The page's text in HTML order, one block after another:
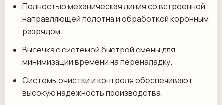
Полностью механическая линия со встроенной
направляющей полотна и обработкой коронным
разрядом.
Высечка с системой быстрой смены для
минимизации времени на переналадку.
Системы очистки и контроля обеспечивают
высокую надежность производства.